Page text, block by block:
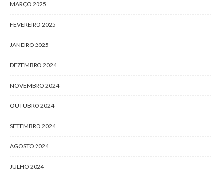
MARÇO 2025
FEVEREIRO 2025
JANEIRO 2025
DEZEMBRO 2024
NOVEMBRO 2024
OUTUBRO 2024
SETEMBRO 2024
AGOSTO 2024
JULHO 2024